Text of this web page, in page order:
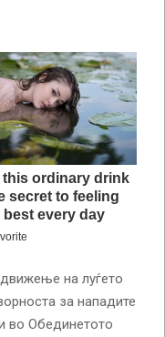
на луѓето
за нападите
во Обединетото